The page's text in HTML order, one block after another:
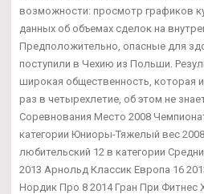
возможности: просмотр графиков
данных об объемах сделок на
Предположительно, опасные для
поступили в Чехию из Польши.
широкая общественность, которая
раз в четырехлетие, об этом не
Соревнования Место 2008
категории Юниоры-Тяжелый вес
любительский 12 в категории
2013 Арнольд Классик Европа 16
Нордик Про 8 2014 Гран При Фитнес